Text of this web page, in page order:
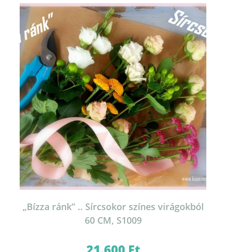
„Bízza ránk” .. Sírcsokor színes virágokból
60 CM, S1009